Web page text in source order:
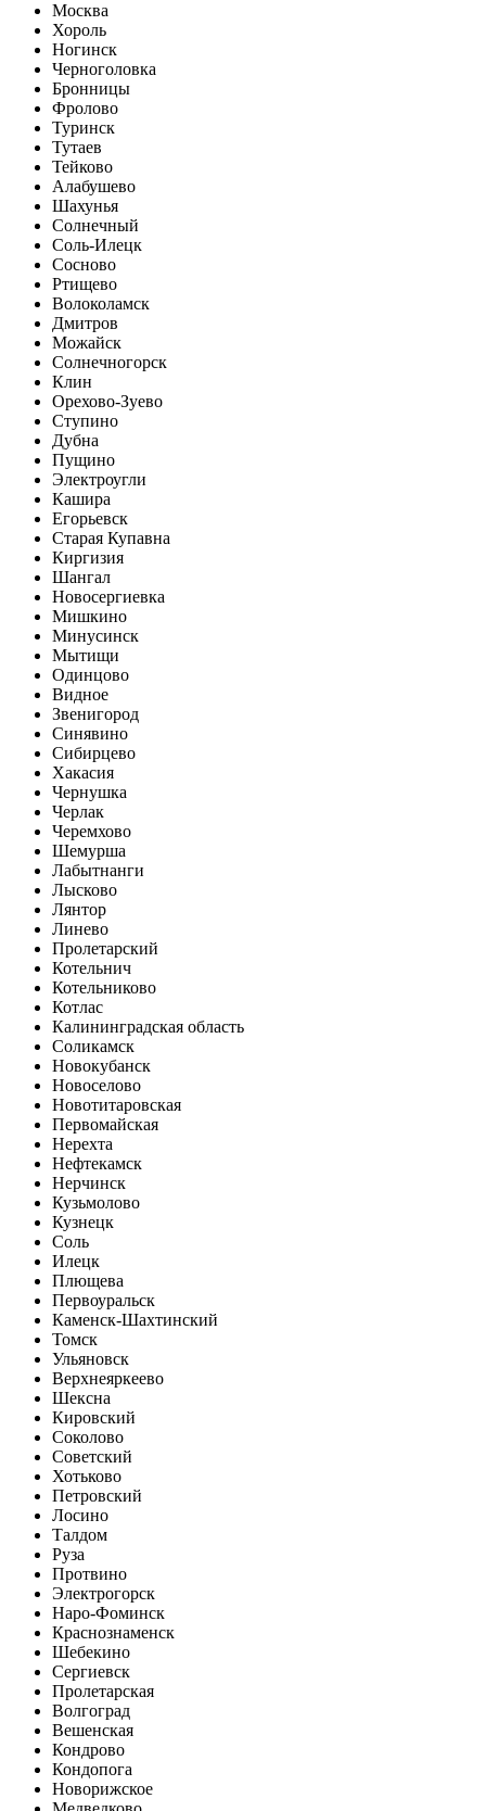
Москва
Хороль
Ногинск
Черноголовка
Бронницы
Фролово
Туринск
Тутаев
Тейково
Алабушево
Шахунья
Солнечный
Соль-Илецк
Сосново
Ртищево
Волоколамск
Дмитров
Можайск
Солнечногорск
Клин
Орехово-Зуево
Ступино
Дубна
Пущино
Электроугли
Кашира
Егорьевск
Старая Купавна
Киргизия
Шангал
Новосергиевка
Мишкино
Минусинск
Мытищи
Одинцово
Видное
Звенигород
Синявино
Сибирцево
Хакасия
Чернушка
Черлак
Черемхово
Шемурша
Лабытнанги
Лысково
Лянтор
Линево
Пролетарский
Котельнич
Котельниково
Котлас
Калининградская область
Соликамск
Новокубанск
Новоселово
Новотитаровская
Первомайская
Нерехта
Нефтекамск
Нерчинск
Кузьмолово
Кузнецк
Соль
Илецк
Плющева
Первоуральск
Каменск-Шахтинский
Томск
Ульяновск
Верхнеяркеево
Шексна
Кировский
Соколово
Советский
Хотьково
Петровский
Лосино
Талдом
Руза
Протвино
Электрогорск
Наро-Фоминск
Краснознаменск
Шебекино
Сергиевск
Пролетарская
Волгоград
Вешенская
Кондрово
Кондопога
Новорижское